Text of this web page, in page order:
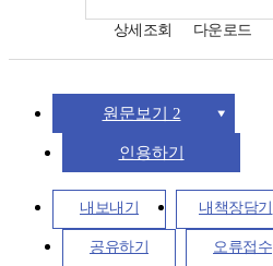
상세조회 다운로드
원문보기 2
인용하기
내보내기 내책장담기
공유하기 오류접수